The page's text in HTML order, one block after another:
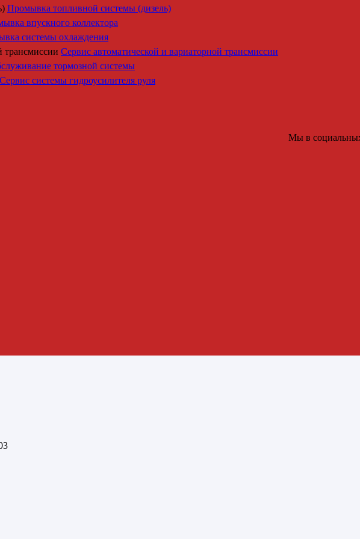
Промывка топливной системы (дизель)
впускного коллектора
системы охлаждения
Сервис автоматической и вариаторной трансмиссии
тормозной системы
Сервис системы гидроусилителя руля
Мы в